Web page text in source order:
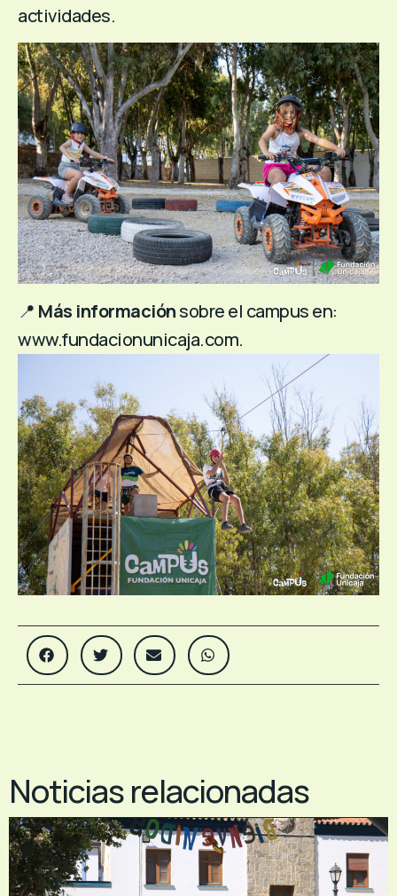
actividades.
📍 Más informaciónsobre el campus en:
www.fundacionunicaja.com.
Noticias relacionadas